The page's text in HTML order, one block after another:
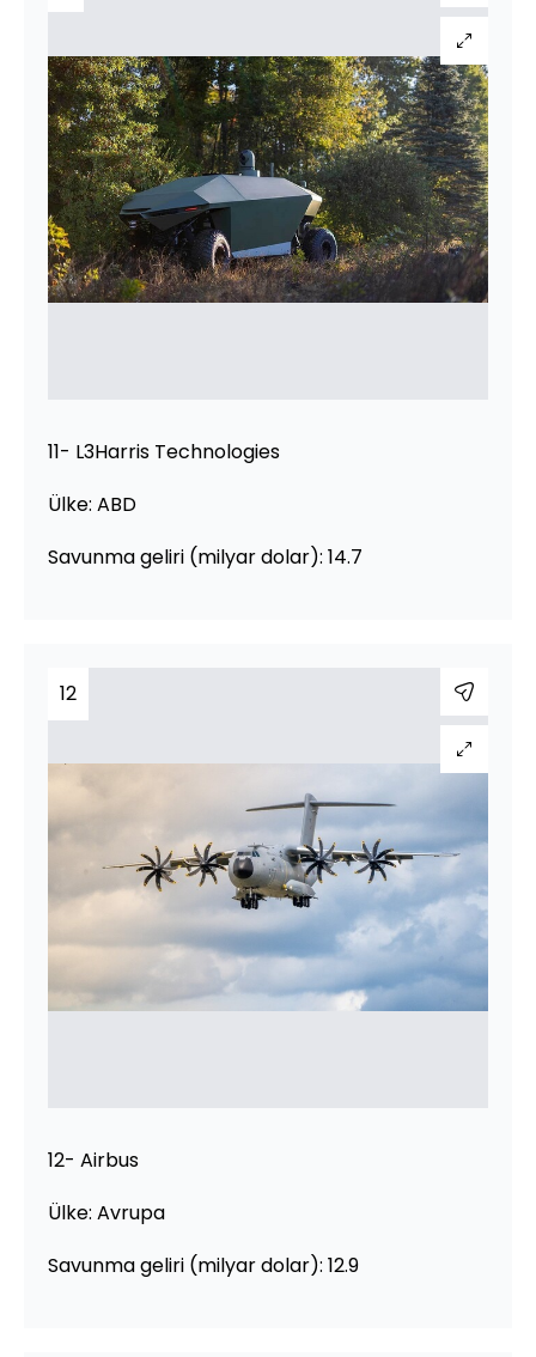
11- L3Harris Technologies
Ülke: ABD
Savunma geliri (milyar dolar): 14.7
12
12- Airbus
Ülke: Avrupa
Savunma geliri (milyar dolar): 12.9